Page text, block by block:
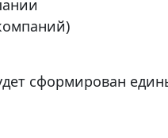
сформирован